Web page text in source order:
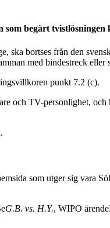
begärt tvistlösningen
bortses från den
med bindestreck eller
punkt 7.2 (c).
och TV-personlighet,
som utger sig vara
G.B. vs. H.Y., WIPO